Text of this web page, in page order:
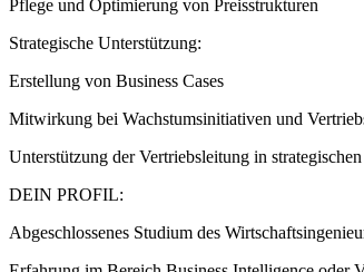
Pflege und Optimierung von Preisstrukturen
Strategische Unterstützung:
Erstellung von Business Cases
Mitwirkung bei Wachstumsinitiativen und
Unterstützung der Vertriebsleitung in
DEIN PROFIL:
Abgeschlossenes Studium des